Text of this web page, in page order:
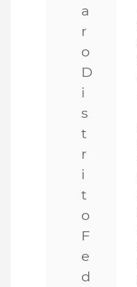
a
r
o
D
i
s
t
r
i
t
o
F
e
d